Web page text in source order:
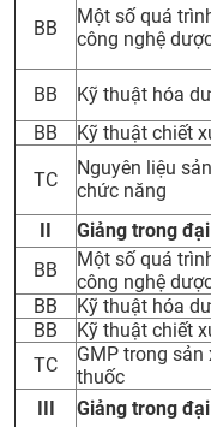
CỰU NGƯỜI HỌC
BB
Một số quá
công nghệ
BB Kỹ thuật hóa
BB
Kỹ thuật chiết
TC
Nguyên liệu
chức năng
II
Giảng trong
BB
Một số quá
công nghệ
BB
Kỹ thuật hóa
BB
Kỹ thuật chiết
TC
GMP trong sản
thuốc
III
Giảng trong